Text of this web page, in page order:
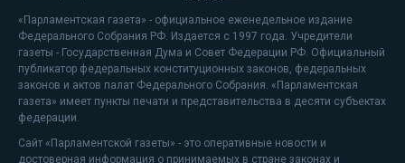
«Парламентская газета» - официальное еженедельное издание
Федерального Собрания РФ. Издается с 1997 года. Учредители
газеты - Государственная Дума и Совет Федерации РФ. Официальный
публикатор федеральных конституционных законов, федеральных
законов и актов палат Федерального Собрания. «Парламентская
газета» имеет пункты печати и представительства в десяти субъектах
федерации.
Сайт «Парламентской газеты» - это оперативные новости и
достоверная информация о принимаемых в стране законах и